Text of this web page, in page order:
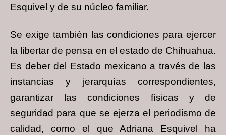
Esquivel y de su núcleo familiar.
Se exige también las condiciones para ejercer
la libertar de pensa en el estado de Chihuahua.
Es deber del Estado mexicano a través de las
instancias y jerarquías correspondientes,
garantizar las condiciones físicas y de
seguridad para que se ejerza el periodismo de
calidad, como el que Adriana Esquivel ha